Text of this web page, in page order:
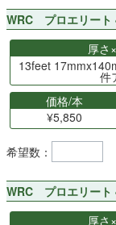
WRC プロエリー
厚さ
13feet
件
価格/本
¥5,850
希望数：
WRC プロエリー
厚さ